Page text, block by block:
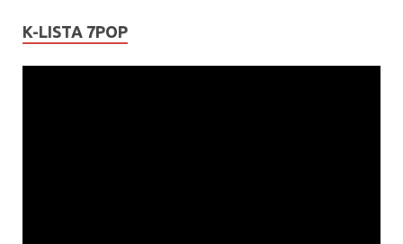
K-LISTA 7POP